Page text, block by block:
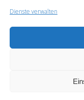
Dienste verwalten
© 2026